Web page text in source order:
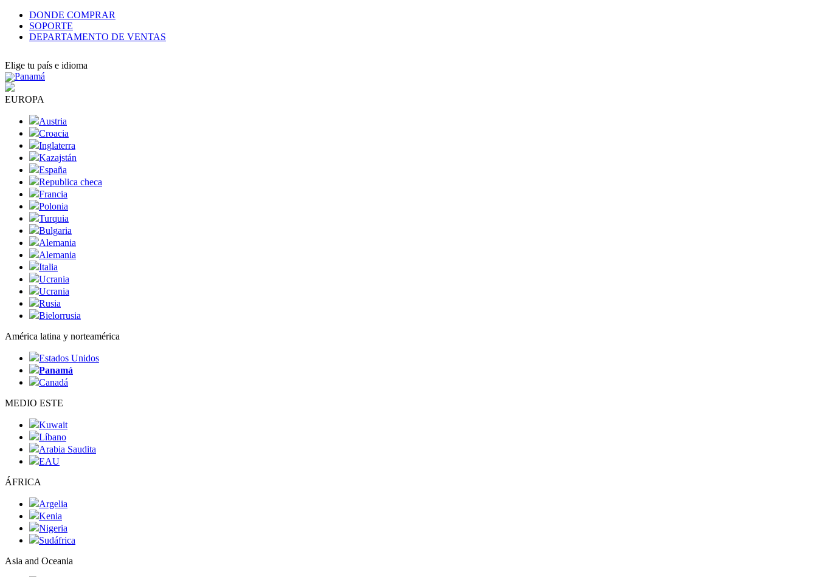
DONDE COMPRAR
SOPORTE
DEPARTAMENTO DE VENTAS
Elige tu país e idioma
Panamá
EUROPA
Austria
Croacia
Inglaterra
Kazajstán
España
Republica checa
Francia
Polonia
Turquia
Bulgaria
Alemania
Alemania
Italia
Ucrania
Ucrania
Rusia
Bielorrusia
América latina y norteamérica
Estados Unidos
Panamá
Canadá
MEDIO ESTE
Kuwait
Líbano
Arabia Saudita
EAU
ÁFRICA
Argelia
Kenia
Nigeria
Sudáfrica
Asia and Oceania